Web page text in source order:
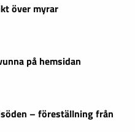
över myrar
på hemsidan
– föreställning från